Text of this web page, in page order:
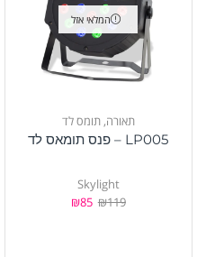
המלאי אזל
תאורה,תומס לד
LP005 – פנס תומאס לד
Skylight
₪119
₪85